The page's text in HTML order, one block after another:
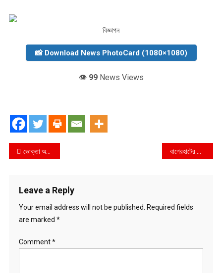
বিজ্ঞাপন
📸 Download News PhotoCard (1080×1080)
👁️ 99News Views
Post
ভোক্তা অধিদপ্তর গাজীপুর জেলা কার্যালয়ের বাজার তদারকি অভিযানে ৪ টি প্রতিষ্ঠান কে জরিমানা
Leave a Reply
Your email address will not be published.
Required fields
are marked *
Comment*